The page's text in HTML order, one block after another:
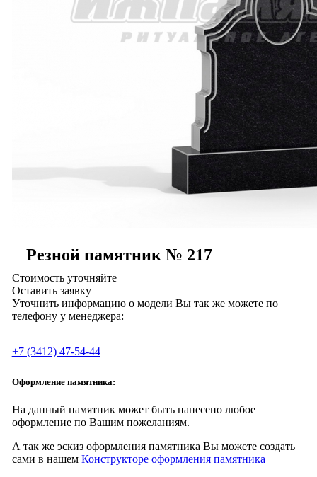
Резной памятник № 217
Стоимость уточняйте
Оставить заявку
Уточнить информацию о модели Вы так же можете по
телефону у менеджера:
+7 (3412) 47-54-44
Оформление памятника:
На данный памятник может быть нанесено любое
оформление по Вашим пожеланиям.
А так же эскиз оформления памятника Вы можете создать
сами в нашем Конструкторе оформления памятника